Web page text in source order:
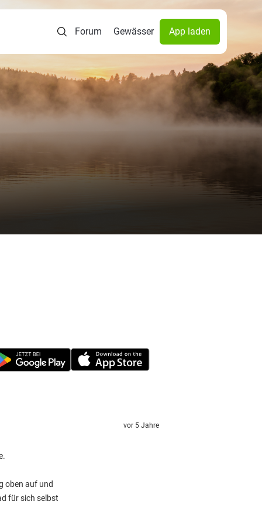
Forum Gewässer App laden
oben auf und
für sich selbst
vor 5 Jahre